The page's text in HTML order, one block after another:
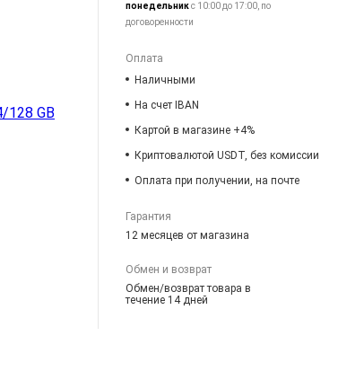
128 GB
понедельникс 10:00 до 17:00, по
договоренности
Оплата
Наличными
На счет IBAN
Картой в магазине +4%
Криптовалютой USDT, без комиссии
Оплата при получении, на почте
Гарантия
12 месяцев от магазина
Обмен и возврат
Обмен/возврат товара в
течение 14 дней